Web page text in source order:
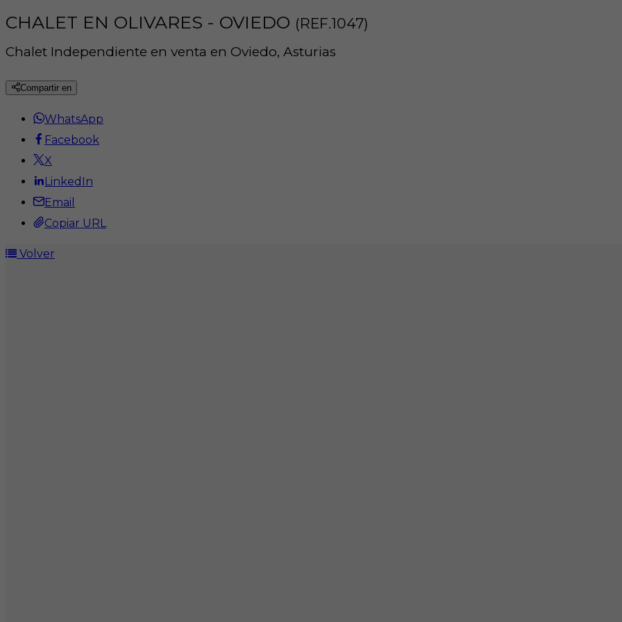
CHALET EN OLIVARES - OVIEDO (REF.1047)
Chalet Independiente en venta en Oviedo, Asturias
Compartir en
WhatsApp
Facebook
X
LinkedIn
Email
Copiar URL
Volver